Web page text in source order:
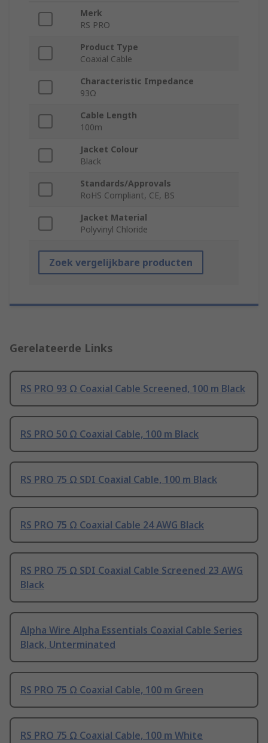
Merk
RS PRO
Product Type
Coaxial Cable
Characteristic Impedance
93Ω
Cable Length
100m
Jacket Colour
Black
Standards/Approvals
RoHS Compliant, CE, BS
Jacket Material
Polyvinyl Chloride
Zoek vergelijkbare producten
Gerelateerde Links
RS PRO 93 Ω Coaxial Cable Screened, 100 m Black
RS PRO 50 Ω Coaxial Cable, 100 m Black
RS PRO 75 Ω SDI Coaxial Cable, 100 m Black
RS PRO 75 Ω Coaxial Cable 24 AWG Black
RS PRO 75 Ω SDI Coaxial Cable Screened 23 AWG
Black
Alpha Wire Alpha Essentials Coaxial Cable Series
Black, Unterminated
RS PRO 75 Ω Coaxial Cable, 100 m Green
RS PRO 75 Ω Coaxial Cable, 100 m White